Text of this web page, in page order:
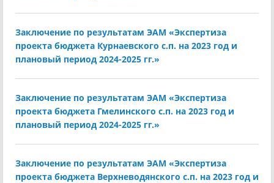
Заключение по результатам ЭАМ «Экспертиза
проекта бюджета Курнаевского с.п. на 2023 год и
плановый период 2024-2025 гг.»
Заключение по результатам ЭАМ «Экспертиза
проекта бюджета Гмелинского с.п. на 2023 год и
плановый период 2024-2025 гг.»
Заключение по результатам ЭАМ «Экспертиза
проекта бюджета Верхневодянского с.п. на 2023 год и